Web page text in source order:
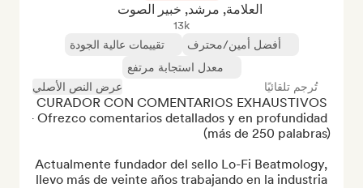
العلامة, مرشد, خبير الصوت
13k
أفضل أمين/محترف
تقييمات عالية الجودة
معدل استجابة مرتفع
تُرجم تلقائيًا
عرض النص الأصلي
CURADOR CON COMENTARIOS EXHAUSTIVOS
- Ofrezco comentarios detallados y en profundidad
Actualmente fundador del sello Lo-Fi Beatmology,
llevo más de veinte años trabajando en la industria